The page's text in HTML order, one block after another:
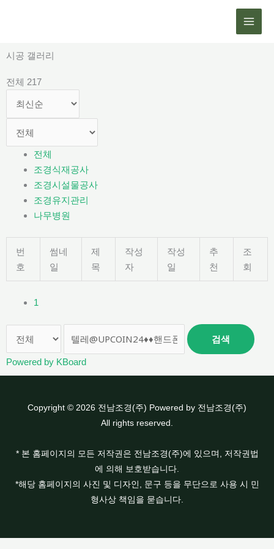
로
너
시공 갤러리
전체 217
전체
조경식재공사
조경시설물공사
조경유지관리
나무병원
번
호
썸네
일
제
목
작성
자
작성
일
추
천
조
회
1
검색
Powered by KBoard
Copyright © 2026 전남조경(주) Powered by 전남조경(주)
All rights reserved.
* 본 홈페이지의 모든 저작권은 전남조경(주)에 있으며, 저작권법
에 의해 보호받습니다.
*해당 홈페이지의 사진 및 디자인, 문구 등을 무단으로 사용 시 민
형사상 책임을 묻습니다.